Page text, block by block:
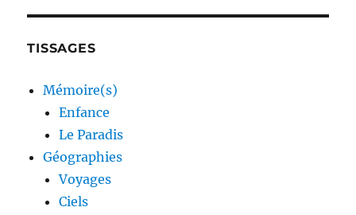
TISSAGES
Mémoire(s)
Enfance
Le Paradis
Géographies
Voyages
Ciels